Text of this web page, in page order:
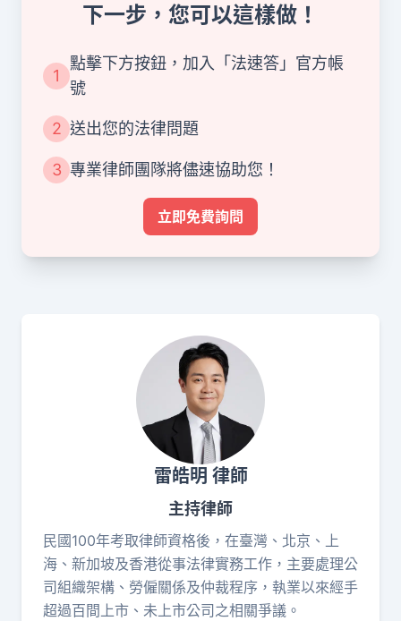
下一步，您可以這樣做！
1
點擊下方按鈕，加入「法速答」官方帳
號
2 送出您的法律問題
3 專業律師團隊將儘速協助您！
立即免費詢問
雷皓明 律師
主持律師
民國100年考取律師資格後，在臺灣、北京、上
海、新加坡及香港從事法律實務工作，主要處理公
司組織架構、勞僱關係及仲裁程序，執業以來經手
超過百間上市、未上市公司之相關爭議。